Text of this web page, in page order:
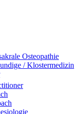
Osteopathie
/ Klostermedizin